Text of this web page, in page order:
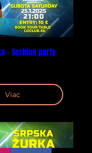
- Serbian party
Viac